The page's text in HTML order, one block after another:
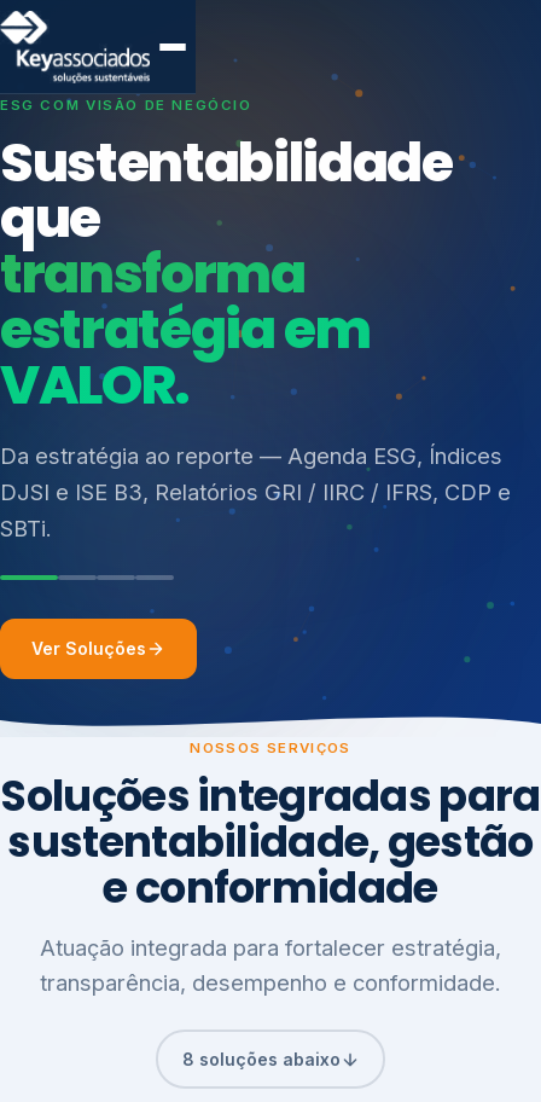
SISTEMAS DE GESTÃO OTIMIZADOS E INTEGRADOS
Conformidade que
protege seu
negócio.
Consultoria, auditoria e treinamentos em ISO 27001,
ISO 27701, ISO 42001, ISO 37001, ISO 9001, ISO
resíduos sólidos (PGRS/PMGRS).
Índices de Mercado
Mudanças Climáticas
Reputação e Cadeia
Reporte Regulatório
Ver Soluções
NOSSOS SERVIÇOS
Soluções integradas para
sustentabilidade, gestão
e conformidade
Atuação integrada para fortalecer estratégia,
transparência, desempenho e conformidade.
8 soluções abaixo